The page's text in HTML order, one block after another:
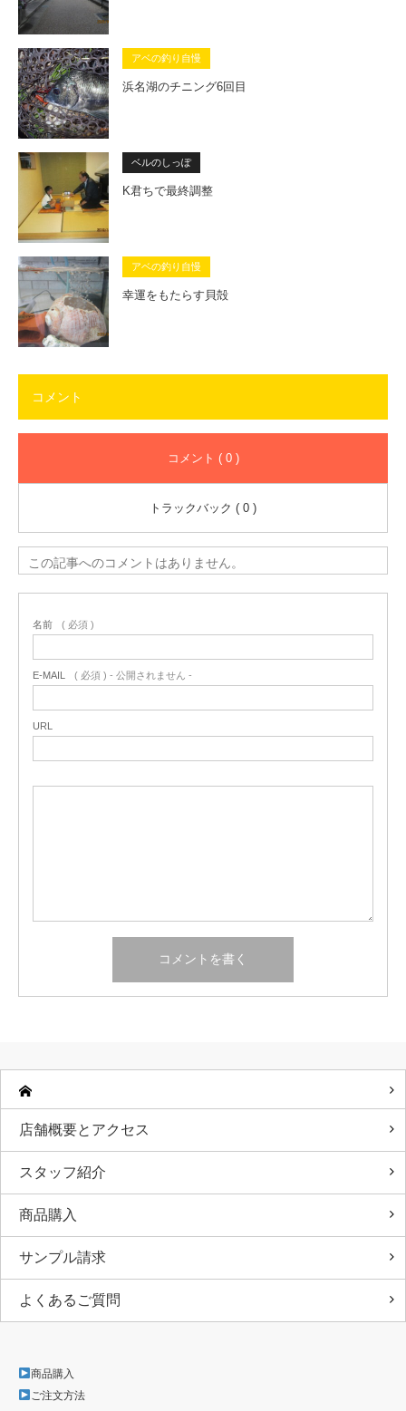
アベの釣り自慢
浜名湖のチニング6回目
ベルのしっぽ
K君ちで最終調整
アベの釣り自慢
幸運をもたらす貝殻
コメント
コメント ( 0 )
トラックバック ( 0 )
この記事へのコメントはありません。
名前 ( 必須 )
E-MAIL ( 必須 ) - 公開されません -
URL
店舗概要とアクセス
スタッフ紹介
商品購入
サンプル請求
よくあるご質問
商品購入
ご注文方法